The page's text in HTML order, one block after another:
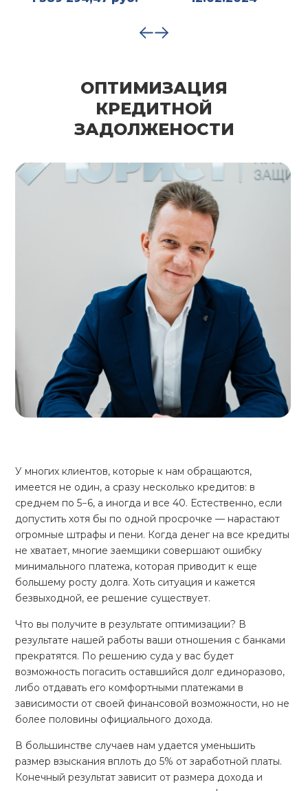
ОПТИМИЗАЦИЯ
КРЕДИТНОЙ
ЗАДОЛЖЕНОСТИ
У многих клиентов, которые к нам обращаются,
имеется не один, а сразу несколько кредитов: в
среднем по 5−6, а иногда и все 40. Естественно, если
допустить хотя бы по одной просрочке — нарастают
огромные штрафы и пени. Когда денег на все кредиты
не хватает, многие заемщики совершают ошибку
минимального платежа, которая приводит к еще
большему росту долга. Хоть ситуация и кажется
безвыходной, ее решение существует.
Что вы получите в результате оптимизации? В
результате нашей работы ваши отношения с банками
прекратятся. По решению суда у вас будет
возможность погасить оставшийся долг единоразово,
либо отдавать его комфортными платежами в
зависимости от своей финансовой возможности, но не
более половины официального дохода.
В большинстве случаев нам удается уменьшить
размер взыскания вплоть до 5% от заработной платы.
Конечный результат зависит от размера дохода и